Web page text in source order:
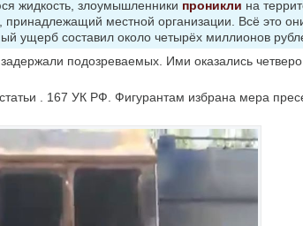
жидкость, злоумышленники проникли на
, принадлежащий местной организации. Всё это
ущерб составил около четырёх миллионов
подозреваемых. Ими оказались четверо
. 167 УК РФ. Фигурантам избрана мера